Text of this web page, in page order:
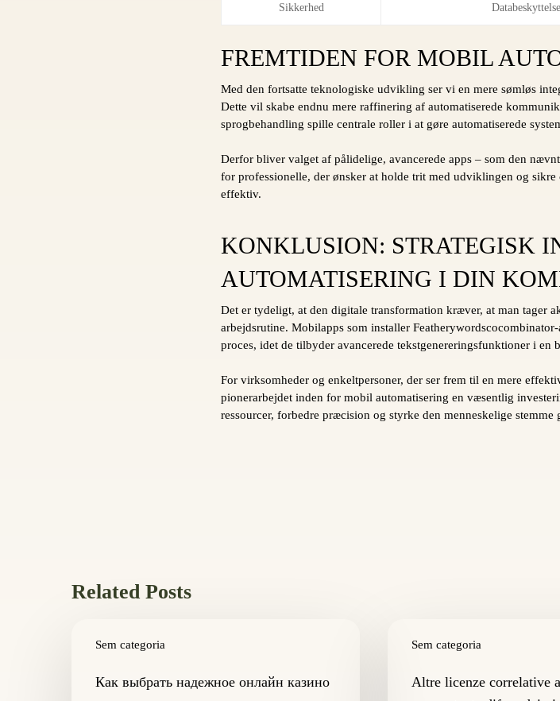
Sikkerhed
FREMTIDEN FOR MOBIL
Med den fortsatte teknologiske udvikling ser vi en mere sømløs
Dette vil skabe endnu mere raffinering af automatiserede
sprogbehandling spille centrale roller i at gøre automatiserede
Derfor bliver valget af pålidelige, avancerede apps – som den
for professionelle, der ønsker at holde trit med udviklingen og
effektiv.
KONKLUSION: STRATEGISK
AUTOMATISERING I DIN
Det er tydeligt, at den digitale transformation kræver, at man tager
arbejdsrutine. Mobilapps som installer
proces, idet de tilbyder avancerede tekstgenereringsfunktioner i en
For virksomheder og enkeltpersoner, der ser frem til en mere
pionerarbejdet inden for mobil automatisering en væsentlig
ressourcer, forbedre præcision og styrke den menneskelige
Related Posts
Sem categoria
выбрать
онлайнКак выбрать надежное онлайн казино
Sem categoria
licenze
appelaAltre licenze correlative